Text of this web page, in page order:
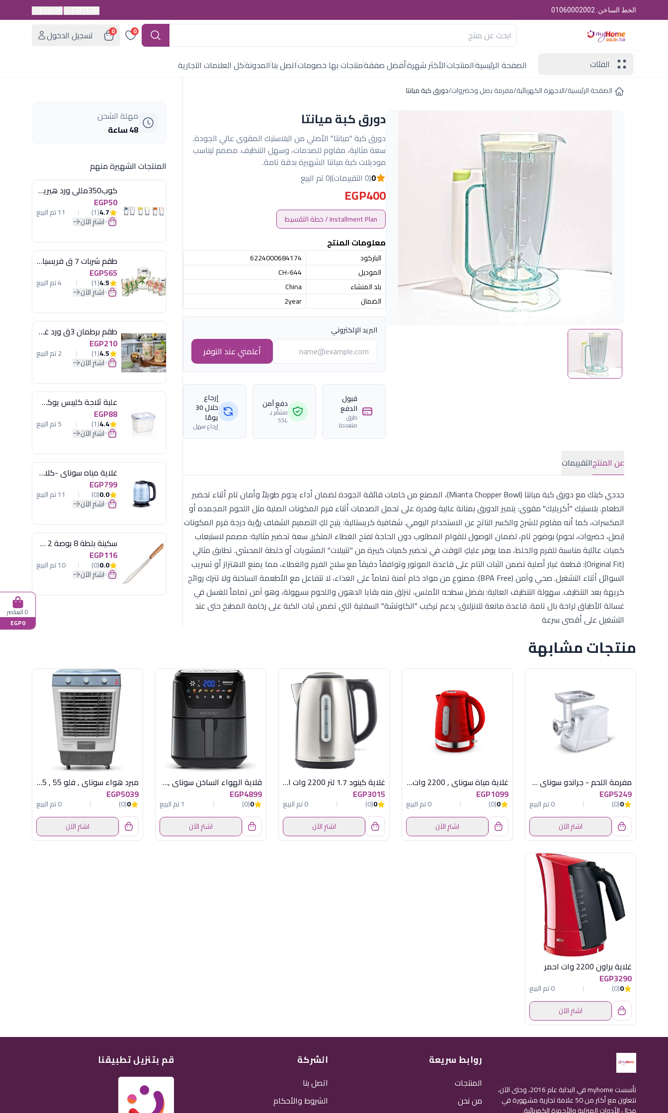
الخط الساخن: 01060002002
0
0
تسجيل الدخول
الفئات
الصفحة الرئيسيةالمنتجاتالأكثر شهرةأفضل صفقةمنتجات بها خصوماتاتصل بناالمدونةكل العلامات التجارية
الصفحة الرئيسية/الاجهزة الكهربائية/مفرمة بصل وخضروات/دورق كبة ميانتا
دورق كبة ميانتا
دورق كبة "ميانتا" الأصلي من البلاستيك المقوى عالي الجودة.
سعة مثالية، مقاوم للصدمات، وسهل التنظيف. مصمم ليناسب
موديلات كبة ميانتا الشهيرة بدقة تامة.
0(0 التقييمات) |0 تم البيع
EGP400
Installment Plan / خطة التقسيط
معلومات المنتج
الباركود
6224000684174
الموديل
CH-644
بلد المنشاء
China
الضمان
2year
البريد الإلكتروني
أعلمني عند التوفر
قبول
الدفع
طرق
متعددة
دفع آمن
مشفّر بـ
SSL
إرجاع
خلال 30
يومًا
إرجاع سهل
عن المنتجالتقييمات
جددي كبتك مع دورق كبة ميانتا (Mianta Chopper Bowl)، المصنع من خامات فائقة الجودة لضمان أداء يدوم طويلاً وأمان تام أثناء تحضير
الطعام. بلاستيك "أكريليك" مقوى: يتميز الدورق بمتانة عالية وقدرة على تحمل الصدمات أثناء فرم المكونات الصلبة مثل اللحوم المجمده أو
المكسرات، كما أنه مقاوم للشرخ والكسر الناتج عن الاستخدام اليومي. شفافية كريستالية: يتيح لكِ التصميم الشفاف رؤية درجة فرم المكونات
(بصل، خضروات، لحوم) بوضوح تام، لضمان الوصول للقوام المطلوب دون الحاجة لفتح الغطاء المتكرر. سعة تحضير مثالية: مصمم لاستيعاب
كميات عائلية مناسبة للفرم والخلط، مما يوفر عليكِ الوقت في تحضير كميات كبيرة من "تتبيلات" المشويات أو خلطة المحشي. تطابق مثالي
(Original Fit): قطعة غيار أصلية تضمن الثبات التام على قاعدة الموتور وتوافقاً دقيقاً مع سلاح الفرم والغطاء، مما يمنع الاهتزاز أو تسريب
السوائل أثناء التشغيل. صحي وآمن (BPA Free): مصنوع من مواد خام آمنة تماماً على الغذاء، لا تتفاعل مع الأطعمة الساخنة ولا تترك روائح
كريهة بعد التنظيف. سهولة التنظيف العالية: بفضل سطحه الأملس، تنزلق منه بقايا الدهون واللحوم بسهولة، وهو آمن تماماً للغسل في
غسالة الأطباق لراحة بال تامة. قاعدة مانعة للانزلاق: يدعم تركيب "الكاوتشة" السفلية التي تضمن ثبات الكبة على رخامة المطبخ حتى عند
التشغيل على أقصى سرعة
مهلة الشحن
48 ساعة
المنتجات الشهيرة منهم
كوب350مللى ورد هيريفين
EGP50
4.7
(1) 11 تم البيع
اشترِ الآن
طقم شربات 7 ق فريسيا لومينارك
EGP565
4.5
(1) 4 تم البيع
اشترِ الآن
طقم برطمان 3ق ورد غطاء مينت جرين هيريفين
EGP210
4.5
(1) 2 تم البيع
اشترِ الآن
علبة ثلاجة كليبس يوكسان
EGP88
4.4
(1) 5 تم البيع
اشترِ الآن
غلاية مياه سوناي -كلاسيك 2200 وات، 1.7 لتر زجاج اضائة ليد - MAR-3752
EGP799
0.0
(0) 11 تم البيع
اشترِ الآن
سكينة بلطة 8 بوصة 2 مسمار
EGP116
0.0
(0) 10 تم البيع
اشترِ الآن
منتجات مشابهة
مفرمة اللحم - جراندو سوناي 1600 وات، 3 اقراص للفرم - ابيض SH-4400
EGP5249
0
(0)
0 تم البيع
اشترِ الآن
غلاية مياة سوناي , 2200 وات , 1.7 لتر, احمرSH-3777
EGP1099
0
(0)
0 تم البيع
اشترِ الآن
غلاية كينود 1.7 لتر 2200 وات استانلس
EGP3015
0
(0)
0 تم البيع
اشترِ الآن
قلاية الهواء الساخن سوناي ,كوك ماستر برو , ديجيتال , 2000وات , 7 لتر , 8 برنامج للطهي , أسود –MAR-711
EGP4899
0
(0)
1 تم البيع
اشترِ الآن
مبرد هواء سوناي , فلو 55 , 55 لتر , 3 سرعات MAR 55 AC
EGP5039
0
(0)
0 تم البيع
اشترِ الآن
غلاية براون 2200 وات احمر
EGP3290
0
(0)
0 تم البيع
اشترِ الآن
تأسست myhome في البداية عام 2016، وحتى الآن،
نتعاون مع أكثر من 50 علامة تجارية مشهورة في
روابط سريعة
المنتجات
من نحن
الشركة
اتصل بنا
الشروط والأحكام
قم بتنزيل تطبيقنا
0 العناصر
EGP0